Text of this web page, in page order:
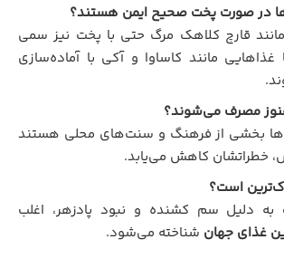
در صورت پخت صحیح ایمن هستند؟
قارچ کلاهک مرگ حتی با پخت نیز سمی
غذاهایی مانند کاساوا و آکی با آماده‌سازی
مصرف می‌شوند؟
بخشی از فرهنگ و سنت‌های محلی هستند
خطراتشان کاهش می‌یابد.
است؟
دلیل سم کشنده و نبود پادزهر، اغلب
غذای جهان شناخته می‌شود.